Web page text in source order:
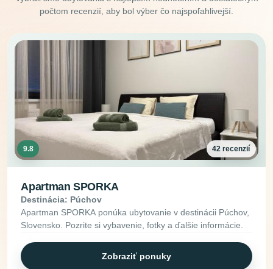
počtom recenzií, aby bol výber čo najspoľahlivejší.
9.8 42 recenzií
Apartman SPORKA
Destinácia: Púchov
Apartman SPORKA ponúka ubytovanie v destinácii Púchov,
Slovensko. Pozrite si vybavenie, fotky a ďalšie informácie.
Zobraziť ponuky